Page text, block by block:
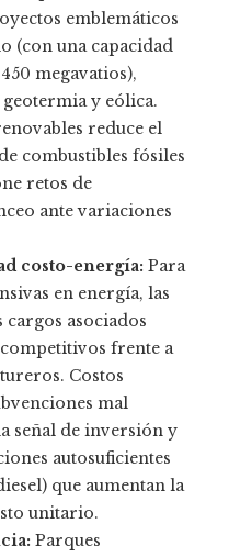
emblemáticos
(con una capacidad
megavatios),
y eólica.
reduce el
combustibles fósiles
retos de
ante variaciones
costo-energía: Para
en energía, las
asociados
frente a
Costos
mal
señal de inversión y
autosuficientes
que aumentan la
unitario.
Parques